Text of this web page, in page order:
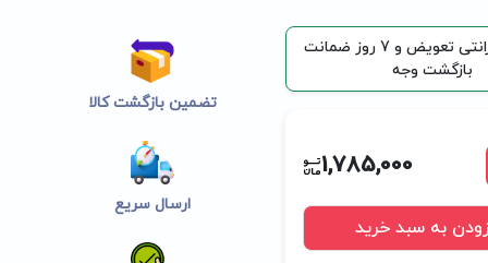
265 روز گارانتی تعویض و 7 روز ضمانت
بازگشت وجه
1,785,000
به سبد خرید
تضمین بازگشت کالا
ارسال سریع